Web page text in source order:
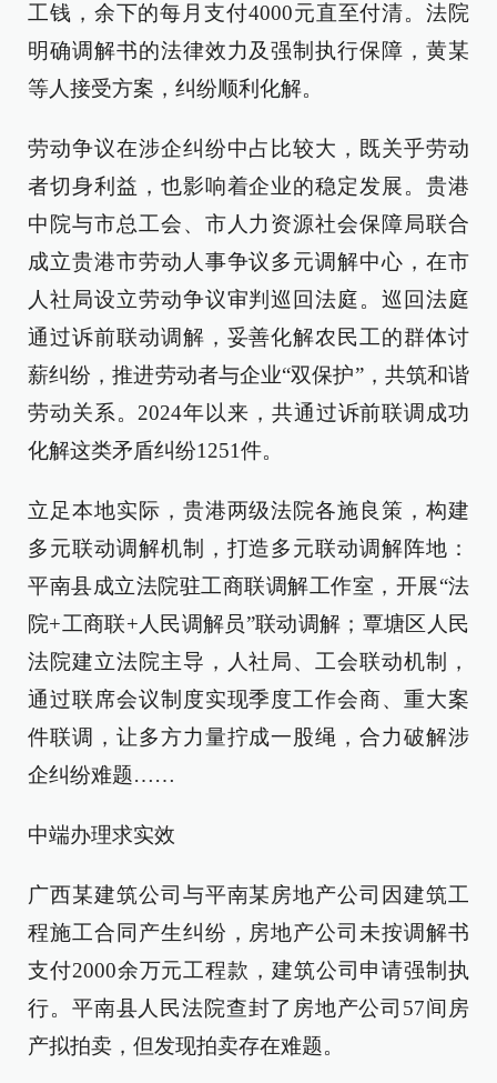
工钱，余下的每月支付4000元直至付清。法院
明确调解书的法律效力及强制执行保障，黄某
等人接受方案，纠纷顺利化解。
劳动争议在涉企纠纷中占比较大，既关乎劳动
者切身利益，也影响着企业的稳定发展。贵港
中院与市总工会、市人力资源社会保障局联合
成立贵港市劳动人事争议多元调解中心，在市
人社局设立劳动争议审判巡回法庭。巡回法庭
通过诉前联动调解，妥善化解农民工的群体讨
薪纠纷，推进劳动者与企业“双保护”，共筑和谐
劳动关系。2024年以来，共通过诉前联调成功
化解这类矛盾纠纷1251件。
立足本地实际，贵港两级法院各施良策，构建
多元联动调解机制，打造多元联动调解阵地：
平南县成立法院驻工商联调解工作室，开展“法
院+工商联+人民调解员”联动调解；覃塘区人民
法院建立法院主导，人社局、工会联动机制，
通过联席会议制度实现季度工作会商、重大案
件联调，让多方力量拧成一股绳，合力破解涉
企纠纷难题……
中端办理求实效
广西某建筑公司与平南某房地产公司因建筑工
程施工合同产生纠纷，房地产公司未按调解书
支付2000余万元工程款，建筑公司申请强制执
行。平南县人民法院查封了房地产公司57间房
产拟拍卖，但发现拍卖存在难题。